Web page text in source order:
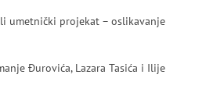
umetnički projekat – oslikavanje
Đurovića, Lazara Tasića i Ilije